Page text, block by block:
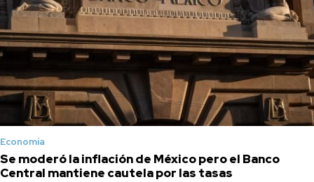
Economía
Se moderó la inflación de México pero el Banco
Central mantiene cautela por las tasas